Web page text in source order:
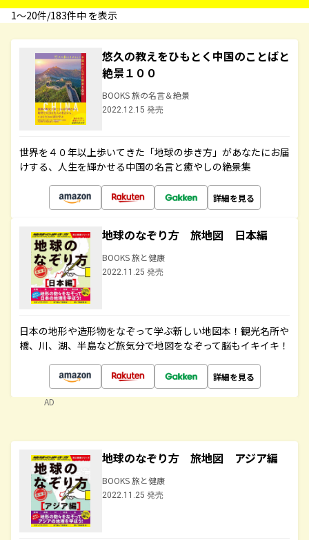
1〜20件/183件中 を表示
悠久の教えをひもとく中国のことばと
絶景１００
BOOKS 旅の名言＆絶景
2022.12.15 発売
世界を４０年以上歩いてきた「地球の歩き方」があなたにお届
けする、人生を輝かせる中国の名言と癒やしの絶景集
詳細を見る
地球のなぞり方 旅地図 日本編
BOOKS 旅と健康
2022.11.25 発売
日本の地形や造形物をなぞって学ぶ新しい地図本！観光名所や
橋、川、湖、半島など旅気分で地図をなぞって脳もイキイキ！
詳細を見る
AD
地球のなぞり方 旅地図 アジア編
BOOKS 旅と健康
2022.11.25 発売